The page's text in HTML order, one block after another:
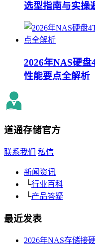
选型指南与实操
2026年NAS硬
性能要点全解析
道通存储官方
联系我们 私信
新闻资讯
└行业百科
└产品答疑
最近发表
2026年NAS存储接